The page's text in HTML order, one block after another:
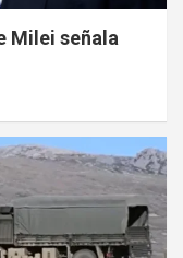
Milei señala